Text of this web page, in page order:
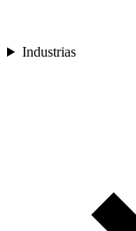
Industrias